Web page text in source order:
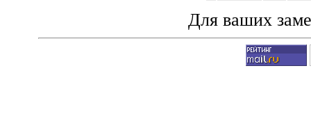
Для ваших